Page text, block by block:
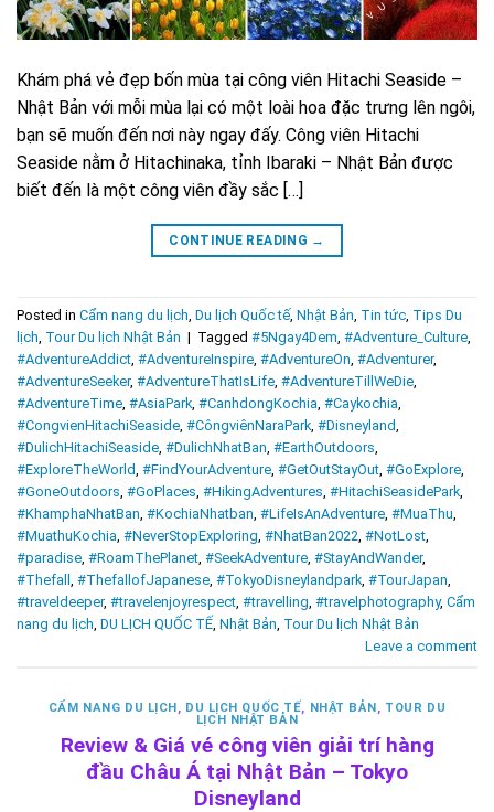
Khám phá vẻ đẹp bốn mùa tại công viên Hitachi Seaside –
Nhật Bản với mỗi mùa lại có một loài hoa đặc trưng lên ngôi,
bạn sẽ muốn đến nơi này ngay đấy. Công viên Hitachi
Seaside nằm ở Hitachinaka, tỉnh Ibaraki – Nhật Bản được
biết đến là một công viên đầy sắc […]
CONTINUE READING →
Posted in Cẩm nang du lịch, Du lịch Quốc tế, Nhật Bản, Tin tức, Tips Du
lịch, Tour Du lịch Nhật Bản | Tagged #5Ngay4Dem, #Adventure_Culture,
#AdventureAddict, #AdventureInspire, #AdventureOn, #Adventurer,
#AdventureSeeker, #AdventureThatIsLife, #AdventureTillWeDie,
#AdventureTime, #AsiaPark, #CanhdongKochia, #Caykochia,
#CongvienHitachiSeaside, #CôngviênNaraPark, #Disneyland,
#DulichHitachiSeaside, #DulichNhatBan, #EarthOutdoors,
#ExploreTheWorld, #FindYourAdventure, #GetOutStayOut, #GoExplore,
#GoneOutdoors, #GoPlaces, #HikingAdventures, #HitachiSeasidePark,
#KhamphaNhatBan, #KochiaNhatban, #LifeIsAnAdventure, #MuaThu,
#MuathuKochia, #NeverStopExploring, #NhatBan2022, #NotLost,
#paradise, #RoamThePlanet, #SeekAdventure, #StayAndWander,
#Thefall , #ThefallofJapanese, #TokyoDisneylandpark, #TourJapan,
#traveldeeper, #travelenjoyrespect, #travelling, #travelphotography, Cẩm
nang du lịch, DU LỊCH QUỐC TẾ, Nhật Bản, Tour Du lịch Nhật Bản
Leave a comment
CẨM NANG DU LỊCH , DU LỊCH QUỐC TẾ, NHẬT BẢN , TOUR DU
LỊCH NHẬT BẢN
Review & Giá vé công viên giải trí hàng
đầu Châu Á tại Nhật Bản – Tokyo
Disneyland